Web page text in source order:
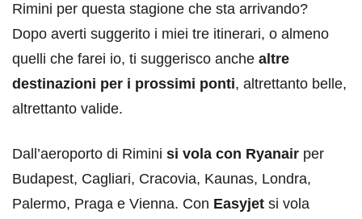
Rimini per questa stagione che sta arrivando?
Dopo averti suggerito i miei tre itinerari, o almeno
quelli che farei io, ti suggerisco anche altre
destinazioni per i prossimi ponti, altrettanto belle,
altrettanto valide.
Dall’aeroporto di Rimini si vola con Ryanair per
Budapest, Cagliari, Cracovia, Kaunas, Londra,
Palermo, Praga e Vienna. Con Easyjet si vola